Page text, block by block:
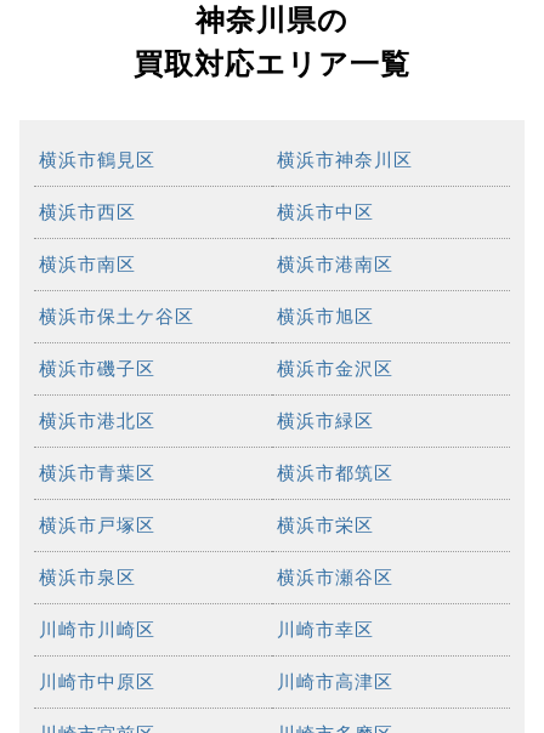
神奈川県の
買取対応エリア一覧
横浜市鶴見区 横浜市神奈川区
横浜市西区 横浜市中区
横浜市南区 横浜市港南区
横浜市保土ケ谷区 横浜市旭区
横浜市磯子区 横浜市金沢区
横浜市港北区 横浜市緑区
横浜市青葉区 横浜市都筑区
横浜市戸塚区 横浜市栄区
横浜市泉区 横浜市瀬谷区
川崎市川崎区 川崎市幸区
川崎市中原区 川崎市高津区